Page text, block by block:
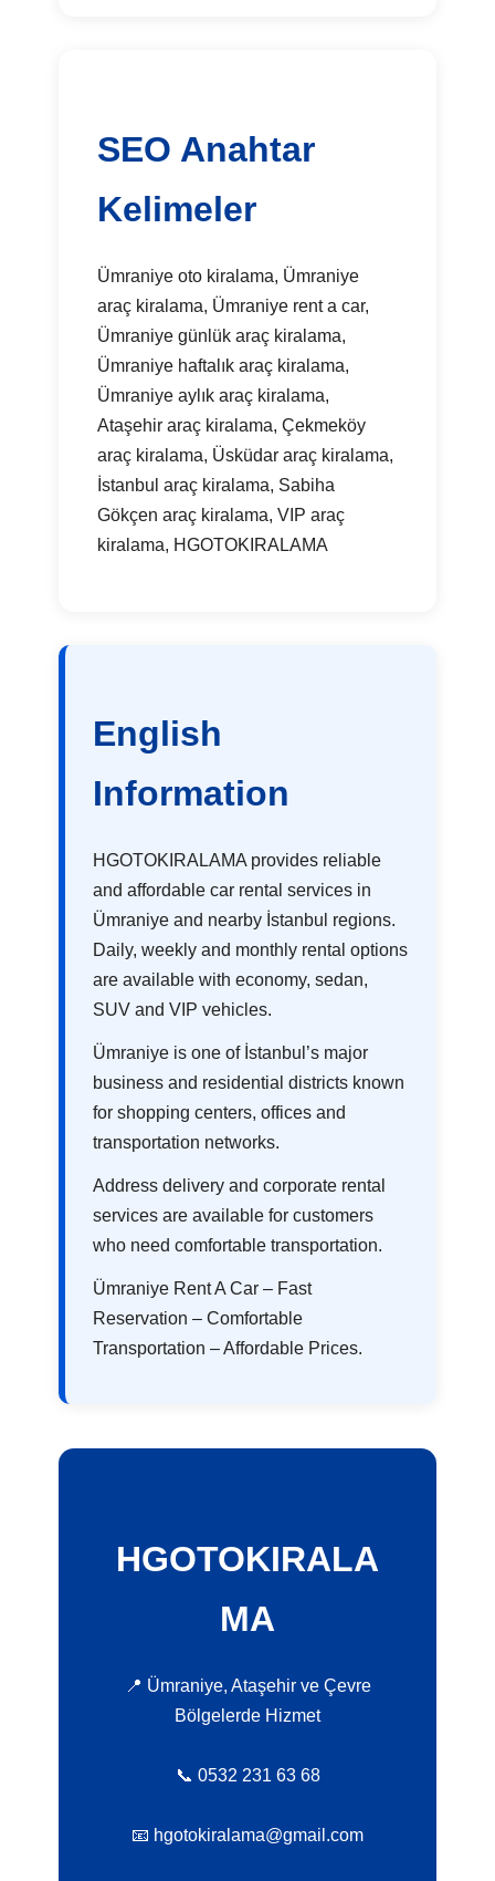
SEO Anahtar
Kelimeler
Ümraniye oto kiralama, Ümraniye
araç kiralama, Ümraniye rent a car,
Ümraniye günlük araç kiralama,
Ümraniye haftalık araç kiralama,
Ümraniye aylık araç kiralama,
Ataşehir araç kiralama, Çekmeköy
araç kiralama, Üsküdar araç kiralama,
İstanbul araç kiralama, Sabiha
Gökçen araç kiralama, VIP araç
kiralama, HGOTOKIRALAMA
English
Information
HGOTOKIRALAMA provides reliable
and affordable car rental services in
Ümraniye and nearby İstanbul regions.
Daily, weekly and monthly rental options
are available with economy, sedan,
SUV and VIP vehicles.
Ümraniye is one of İstanbul’s major
business and residential districts known
for shopping centers, offices and
transportation networks.
Address delivery and corporate rental
services are available for customers
who need comfortable transportation.
Ümraniye Rent A Car – Fast
Reservation – Comfortable
Transportation – Affordable Prices.
HGOTOKIRALA
MA
📍 Ümraniye, Ataşehir ve Çevre
Bölgelerde Hizmet
📞 0532 231 63 68
📧 hgotokiralama@gmail.com